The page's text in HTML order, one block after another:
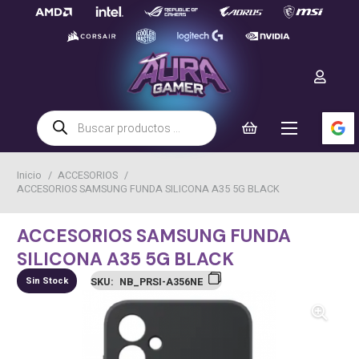
Búsqueda
de
productos
Inicio / ACCESORIOS /
ACCESORIOS SAMSUNG FUNDA SILICONA A35 5G BLACK
ACCESORIOS SAMSUNG FUNDA
SILICONA A35 5G BLACK
Sin Stock SKU: NB_PRSI-A356NE